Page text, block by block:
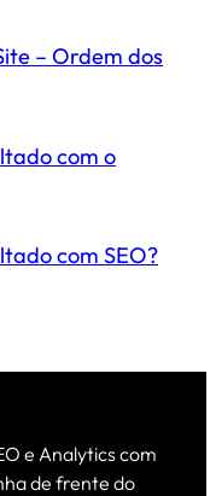
– Ordem dos
com o
com SEO?
e Analytics com
de frente do